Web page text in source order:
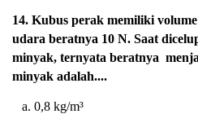
14. Kubus perak memiliki
udara beratnya 10 N. Saat
minyak, ternyata beratnya
minyak adalah....
a. 0,8 kg/m³